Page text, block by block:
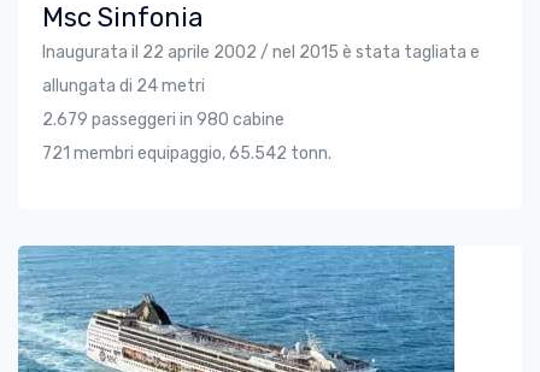
Msc Sinfonia
Inaugurata il 22 aprile 2002 / nel 2015 è stata tagliata e
allungata di 24 metri
2.679 passeggeri in 980 cabine
721 membri equipaggio, 65.542 tonn.